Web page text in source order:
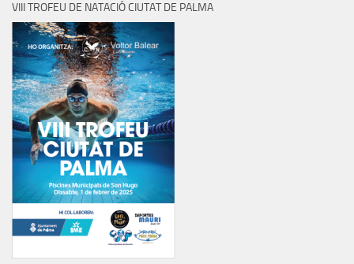
VIII TROFEU DE NATACIÓ CIUTAT DE PALMA